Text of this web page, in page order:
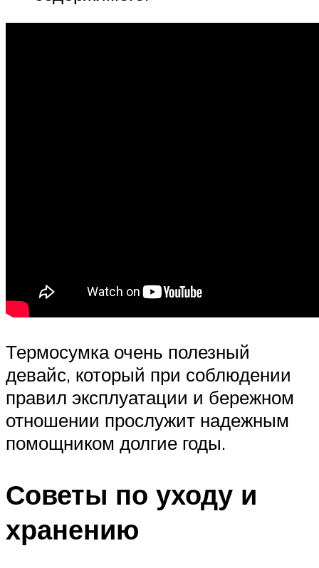
Термосумка очень полезный
девайс, который при соблюдении
правил эксплуатации и бережном
отношении прослужит надежным
помощником долгие годы.
Советы по уходу и
хранению